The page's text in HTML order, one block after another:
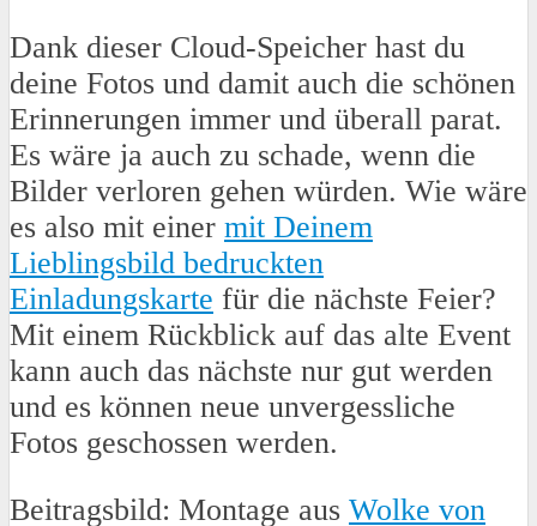
Dank dieser Cloud-Speicher hast du
deine Fotos und damit auch die schönen
Erinnerungen immer und überall parat.
Es wäre ja auch zu schade, wenn die
Bilder verloren gehen würden. Wie wäre
es also mit einer mit Deinem
Lieblingsbild bedruckten
Einladungskarte für die nächste Feier?
Mit einem Rückblick auf das alte Event
kann auch das nächste nur gut werden
und es können neue unvergessliche
Fotos geschossen werden.
Beitragsbild: Montage aus Wolke von